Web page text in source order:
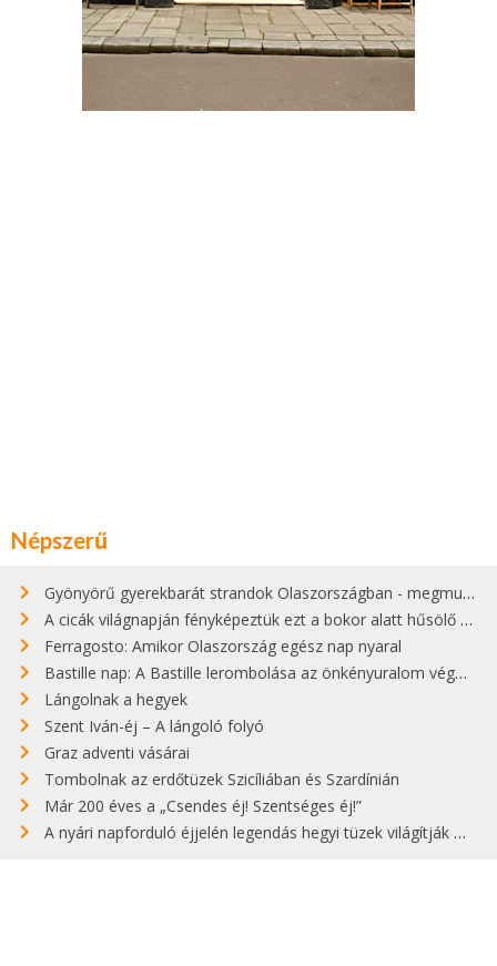
Népszerű
Gyönyörű gyerekbarát strandok Olaszországban - megmutatjuk a 15 legjobbat
A cicák világnapján fényképeztük ezt a bokor alatt hűsölő cicát Kisorosziban
Ferragosto: Amikor Olaszország egész nap nyaral
Bastille nap: A Bastille lerombolása az önkényuralom végét jelentette
Lángolnak a hegyek
Szent Iván-éj – A lángoló folyó
Graz adventi vásárai
Tombolnak az erdőtüzek Szicíliában és Szardínián
Már 200 éves a „Csendes éj! Szentséges éj!”
A nyári napforduló éjjelén legendás hegyi tüzek világítják meg Zugspitzét